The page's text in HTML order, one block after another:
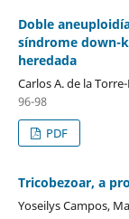
Doble
síndrome down-
heredada
Carlos A. de la
96-98
PDF
Tricobezoar, a
Yoseilys Campos,